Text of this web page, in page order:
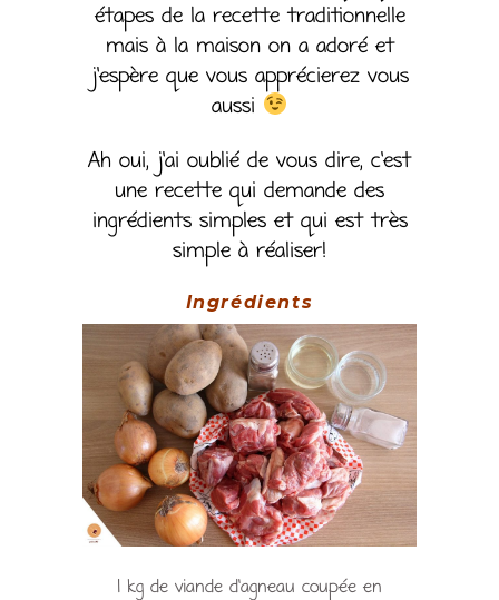
étapes de la recette traditionnelle
mais à la maison on a adoré et
j’espère que vous apprécierez vous
aussi
Ah oui, j’ai oublié de vous dire, c’est
une recette qui demande des
ingrédients simples et qui est très
simple à réaliser!
Ingrédients
1 kg de viande d’agneau coupée en